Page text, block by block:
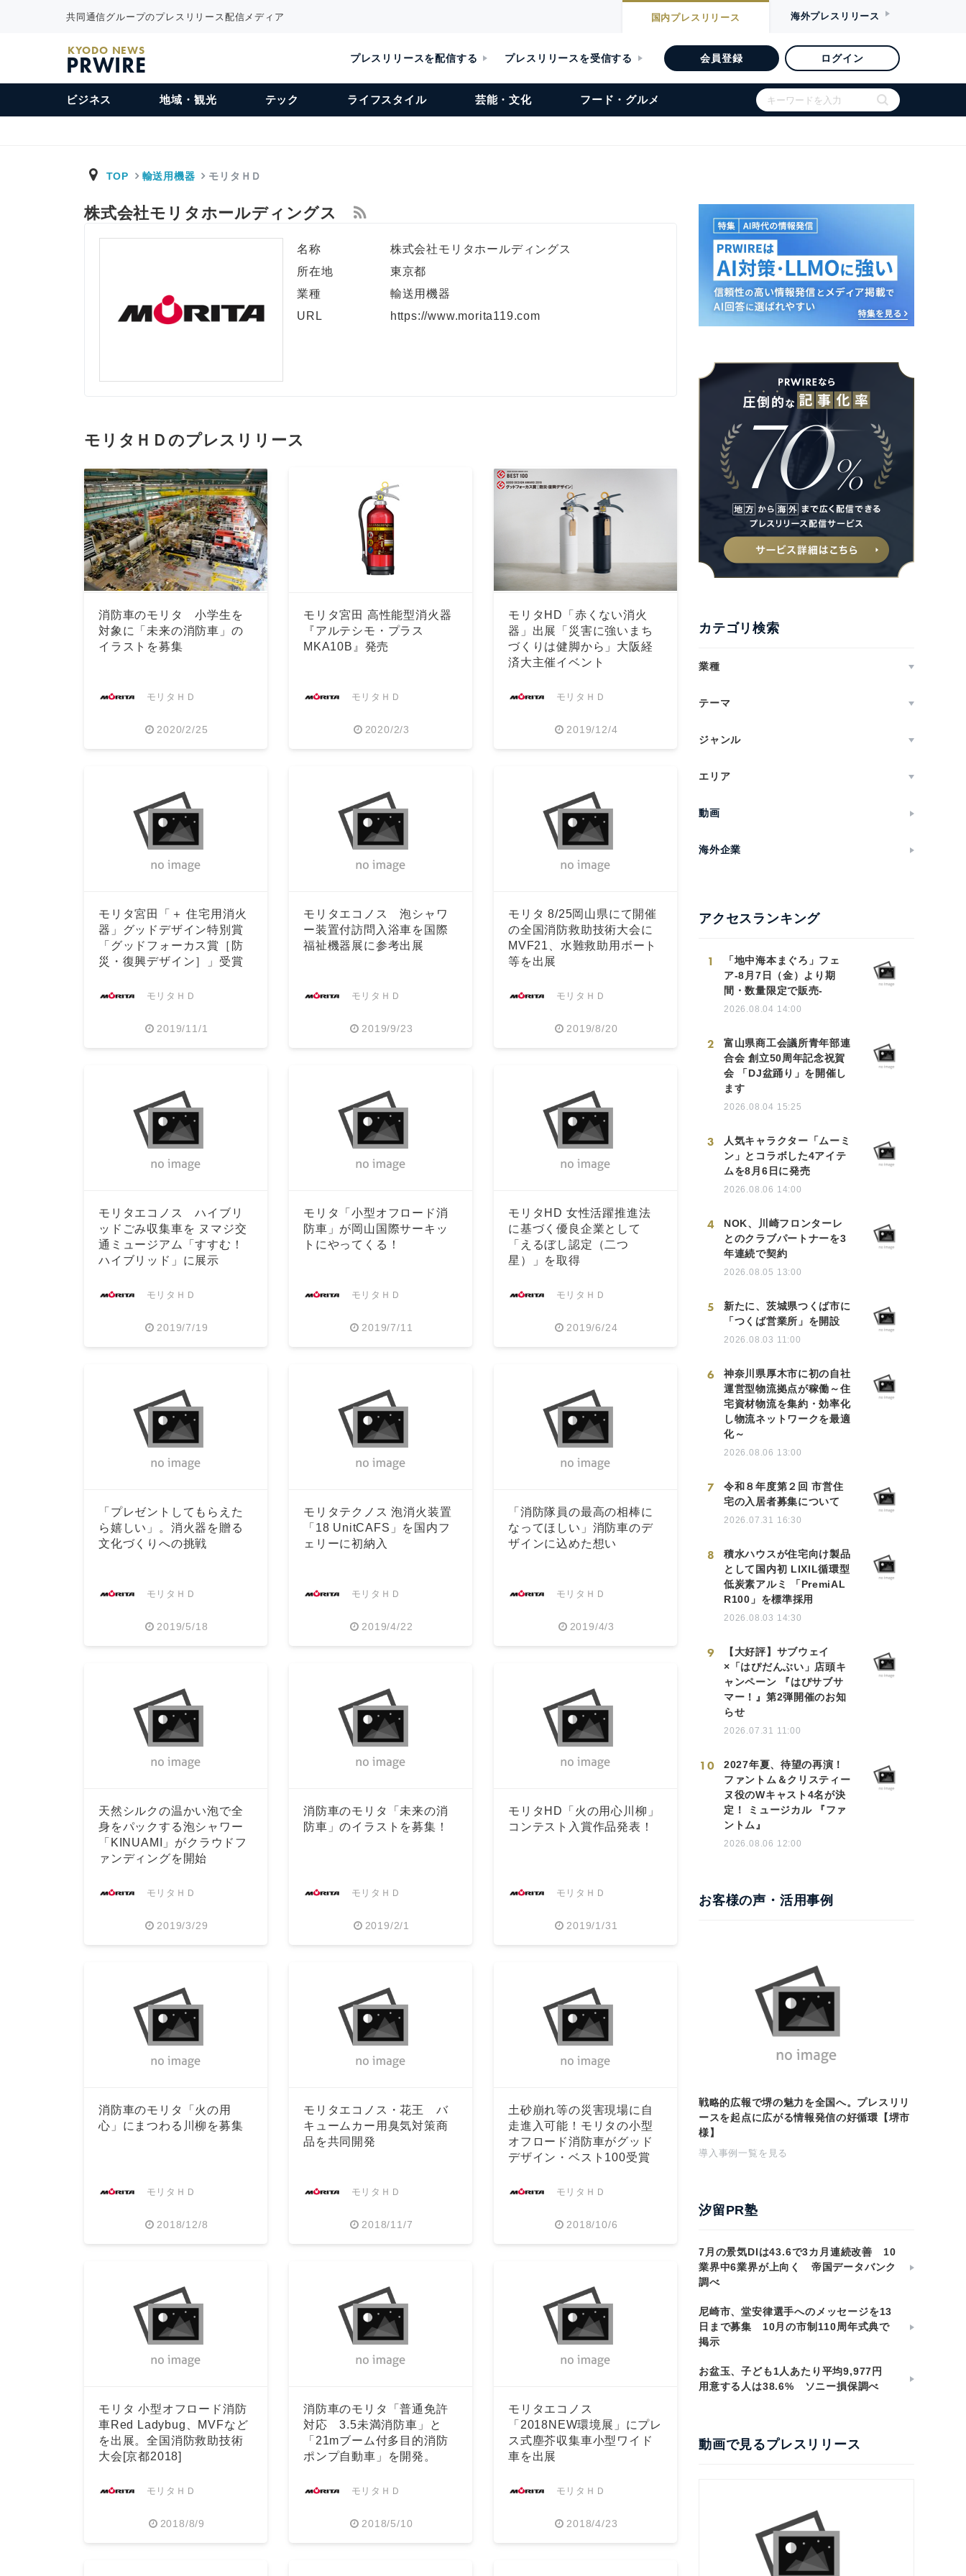
共同通信グループのプレスリリース配信メディア 国内プレスリリース 海外プレスリリース
KYODO NEWS
PRWIRE プレスリリースを配信する プレスリリースを受信する 会員登録 ログイン
ビジネス 地域・観光 テック ライフスタイル 芸能・文化 フード・グルメ
TOP 輸送用機器 モリタＨＤ
株式会社モリタホールディングス
名称
株式会社モリタホールディングス
所在地
東京都
業種
輸送用機器
URL
https://www.morita119.com
モリタＨＤのプレスリリース
消防車のモリタ 小学生を
対象に「未来の消防車」の
イラストを募集
モリタＨＤ
2020/2/25
モリタ宮田 高性能型消火器
『アルテシモ・プラス
MKA10B』発売
モリタＨＤ
2020/2/3
モリタHD「赤くない消火
器」出展「災害に強いまち
づくりは健脚から」大阪経
済大主催イベント
モリタＨＤ
2019/12/4
モリタ宮田「＋ 住宅用消火
器」グッドデザイン特別賞
「グッドフォーカス賞［防
災・復興デザイン］」受賞
モリタＨＤ
2019/11/1
モリタエコノス 泡シャワ
ー装置付訪問入浴車を国際
福祉機器展に参考出展
モリタＨＤ
2019/9/23
モリタ 8/25岡山県にて開催
の全国消防救助技術大会に
MVF21、水難救助用ボート
等を出展
モリタＨＤ
2019/8/20
モリタエコノス ハイブリ
ッドごみ収集車を ヌマジ交
通ミュージアム「すすむ！
ハイブリッド」に展示
モリタＨＤ
2019/7/19
モリタ「小型オフロード消
防車」が岡山国際サーキッ
トにやってくる！
モリタＨＤ
2019/7/11
モリタHD 女性活躍推進法
に基づく優良企業として
「えるぼし認定（二つ
星）」を取得
モリタＨＤ
2019/6/24
「プレゼントしてもらえた
ら嬉しい」。消火器を贈る
文化づくりへの挑戦
モリタＨＤ
2019/5/18
モリタテクノス 泡消火装置
「18 UnitCAFS」を国内フ
ェリーに初納入
モリタＨＤ
2019/4/22
「消防隊員の最高の相棒に
なってほしい」消防車のデ
ザインに込めた想い
モリタＨＤ
2019/4/3
天然シルクの温かい泡で全
身をパックする泡シャワー
「KINUAMI」がクラウドフ
ァンディングを開始
モリタＨＤ
2019/3/29
消防車のモリタ「未来の消
防車」のイラストを募集！
モリタＨＤ
2019/2/1
モリタHD「火の用心川柳」
コンテスト入賞作品発表！
モリタＨＤ
2019/1/31
消防車のモリタ「火の用
心」にまつわる川柳を募集
モリタＨＤ
2018/12/8
モリタエコノス・花王 バ
キュームカー用臭気対策商
品を共同開発
モリタＨＤ
2018/11/7
土砂崩れ等の災害現場に自
走進入可能！モリタの小型
オフロード消防車がグッド
デザイン・ベスト100受賞
モリタＨＤ
2018/10/6
モリタ 小型オフロード消防
車Red Ladybug、MVFなど
を出展。全国消防救助技術
大会[京都2018]
モリタＨＤ
2018/8/9
消防車のモリタ「普通免許
対応 3.5未満消防車」と
「21mブーム付多目的消防
ポンプ自動車」を開発。
モリタＨＤ
2018/5/10
モリタエコノス
「2018NEW環境展」にプレ
ス式塵芥収集車小型ワイド
車を出展
モリタＨＤ
2018/4/23
カテゴリ検索
業種
テーマ
ジャンル
エリア
動画
海外企業
アクセスランキング
1
「地中海本まぐろ」フェ
ア-8月7日（金）より期
間・数量限定で販売-
2026.08.04 14:00
2
富山県商工会議所青年部連
合会 創立50周年記念祝賀
会 「DJ盆踊り」を開催し
ます
2026.08.04 15:25
3
人気キャラクター「ムーミ
ン」とコラボした4アイテ
ムを8月6日に発売
2026.08.06 14:00
4
NOK、川崎フロンターレ
とのクラブパートナーを3
年連続で契約
2026.08.05 13:00
5
新たに、茨城県つくば市に
「つくば営業所」を開設
2026.08.03 11:00
6
神奈川県厚木市に初の自社
運営型物流拠点が稼働～住
宅資材物流を集約・効率化
し物流ネットワークを最適
化～
2026.08.06 13:00
7
令和８年度第２回 市営住
宅の入居者募集について
2026.07.31 16:30
8
積水ハウスが住宅向け製品
として国内初 LIXIL循環型
低炭素アルミ 「PremiAL
R100」を標準採用
2026.08.03 14:30
9
【大好評】サブウェイ
×「はぴだんぶい」店頭キ
ャンペーン 『はぴサブサ
マー！』第2弾開催のお知
らせ
2026.07.31 11:00
10
2027年夏、待望の再演！
ファントム＆クリスティー
ヌ役のWキャスト4名が決
定！ ミュージカル 『ファ
ントム』
2026.08.06 12:00
お客様の声・活用事例
戦略的広報で堺の魅力を全国へ。プレスリリ
ースを起点に広がる情報発信の好循環【堺市
様】
導入事例一覧を見る
汐留PR塾
7月の景気DIは43.6で3カ月連続改善 10
業界中6業界が上向く 帝国データバンク
調べ
尼崎市、堂安律選手へのメッセージを13
日まで募集 10月の市制110周年式典で
掲示
お盆玉、子ども1人あたり平均9,977円
用意する人は38.6% ソニー損保調べ
動画で見るプレスリリース